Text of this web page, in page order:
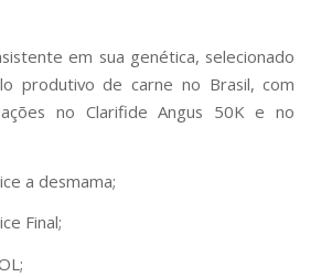
em sua genética, selecionado
produtivo de carne no Brasil, com
no Clarifide Angus 50K e no
a desmama;
Final;